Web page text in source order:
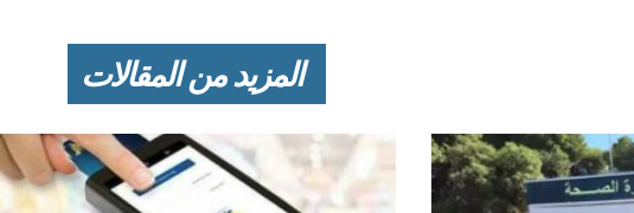
المزيد من المقالات